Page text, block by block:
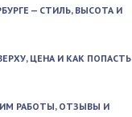
— СТИЛЬ, ВЫСОТА И
ЦЕНА И КАК ПОПАСТЬ
РАБОТЫ, ОТЗЫВЫ И